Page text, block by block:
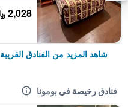
2,028 ﷼
شاهد المزيد من الفنادق القريبة
فنادق رخيصة في بومونا